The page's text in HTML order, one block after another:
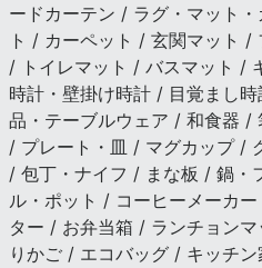
ードカーテン / ラグ・マット
ト / カーペット / 玄関マット /
/ トイレマット / バスマット /
時計・壁掛け時計 / 目覚まし
品・テーブルウェア / 和食器 /
/ プレート・皿 / マグカップ /
/ 包丁・ナイフ / まな板 / 鍋・
ル・ポット / コーヒーメーカ
ター / お弁当箱 / ランチョン
りかご / エコバッグ / キッチ